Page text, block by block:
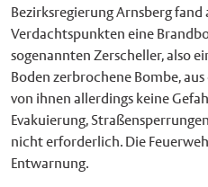
Bezirksregierung Arnsberg
Verdachtspunkten eine
sogenannten Zerscheller, also
Boden zerbrochene Bombe,
von ihnen allerdings keine
Evakuierung,
nicht erforderlich. Die
Entwarnung.